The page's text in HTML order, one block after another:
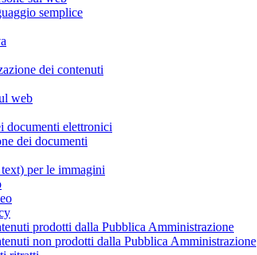
semplice
dei contenuti
web
documenti elettronici
dei documenti
per le immagini
prodotti dalla Pubblica Amministrazione
non prodotti dalla Pubblica Amministrazione